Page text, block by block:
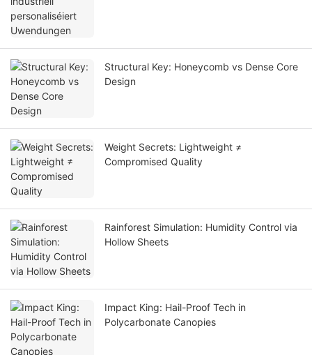
Structural Key: Honeycomb vs Dense Core
Design
Weight Secrets: Lightweight ≠
Compromised Quality
Rainforest Simulation: Humidity Control via
Hollow Sheets
Impact King: Hail-Proof Tech in
Polycarbonate Canopies